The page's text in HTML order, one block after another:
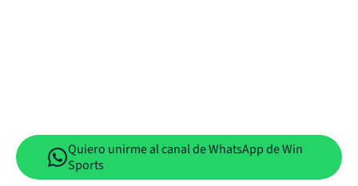
Quiero unirme al canal de WhatsApp de Win
Sports